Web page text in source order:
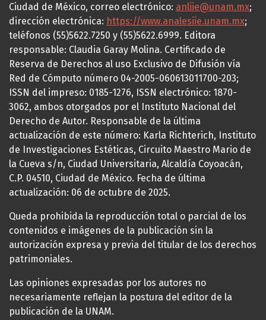
Ciudad de México, correo electrónico: anliie@unam.mx;
dirección electrónica: https://www.analesiie.unam.mx;
teléfonos (55)5622.7250 y (55)5622.6999. Editora
responsable: Claudia Garay Molina. Certificado de
Reserva de Derechos al uso Exclusivo de Difusión vía
Red de Cómputo número 04-2005-060613011700-203;
ISSN del impreso: 0185-1276, ISSN electrónico: 1870-
3062, ambos otorgados por el Instituto Nacional del
Derecho de Autor. Responsable de la última
actualización de este número: Karla Richterich, Instituto
de Investigaciones Estéticas, Circuito Maestro Mario de
la Cueva s/n, Ciudad Universitaria, Alcaldía Coyoacán,
C.P. 04510, Ciudad de México. Fecha de última
actualización: 06 de octubre de 2025.
Queda prohibida la reproducción total o parcial de los
contenidos e imágenes de la publicación sin la
autorización expresa y previa del titular de los derechos
patrimoniales.
Las opiniones expresadas por los autores no
necesariamente reflejan la postura del editor de la
publicación de la UNAM.